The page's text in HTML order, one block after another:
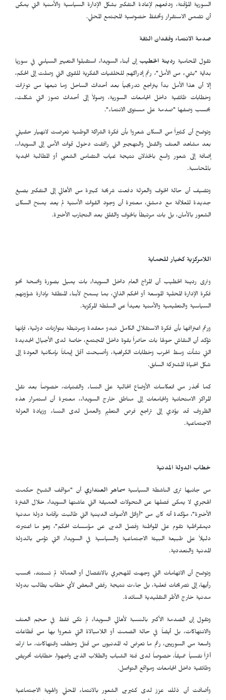
السورية المؤقتة، ودفعهم لإعادة التفكير بشكل الإدارة السياسية والأمنية التي يمكن
أن تضمن الاستقرار وتحفظ خصوصية المجتمع المحلي.
صدمة الانتماء وفقدان الثقة
تقول المحامية ردينة الخطيب إن أبناء السويداء استقبلوا التغيير السياسي في سوريا
بداية "بشيء من الأمل"، رغم إدراكهم للخلفيات الفكرية للقوى التي وصلت إلى الحكم،
إلا أن هذا الأمل بدأ يتراجع تدريجياً بعد أحداث الساحل وما تبعها من توترات
وخطابات طائفية داخل الجامعات السورية، وصولاً إلى أحداث تموز التي شكلت،
بحسب وصفها "صدمة على مستوى الانتماء".
وتوضح أن كثيراً من السكان شعروا بأن فكرة الشراكة الوطنية تعرضت لانهيار حقيقي
بعد مشاهد العنف والقتل والتهجير التي رافقت دخول قوات الأمن إلى السويداء،
إضافة إلى شعور واسع بالخذلان نتيجة غياب التضامن الشعبي أو المطالبة الجدية
بالمحاسبة.
وتضيف أن حالة الخوف والعزلة دفعت شريحة كبيرة من الأهالي إلى التفكير بصيغ
جديدة للعلاقة مع دمشق، معتبرة أن وجود القوات الأمنية لم يعد يمنح السكان
الشعور بالأمان، بل بات مرتبطاً بالخوف والقلق بعد التجارب الأخيرة.
اللامركزية كخيار للحماية
وترى ردينة الخطيب أن المزاج العام داخل السويداء بات يميل بصورة واضحة نحو
فكرة الإدارة المحلية الموسعة أو الحكم الذاتي، بما يسمح لأبناء المنطقة بإدارة شؤونهم
السياسية والتعليمية والأمنية بعيداً عن السلطة المركزية.
ورغم اعترافها بأن فكرة الاستقلال الكامل تبدو معقدة ومرتبطة بتوازنات دولية، فإنها
تؤكد أن النقاش حولها بات حاضراً بقوة داخل المجتمع، خاصة لدى الأجيال الجديدة
التي نشأت وسط الحرب وخطابات الكراهية، وأصبحت أقل إيماناً بإمكانية العودة إلى
شكل الحياة المشتركة السابق.
كما تحذر من انعكاسات الأوضاع الحالية على النساء والفتيات، خصوصاً بعد نقل
المراكز الامتحانية والجامعات إلى مناطق خارج السويداء، معتبرة أن استمرار هذه
الظروف قد يؤدي إلى تراجع فرص التعليم والعمل لدى النساء وزيادة العزلة
الاجتماعية.
خطاب الدولة المدنية
من جانبها ترى الناشطة السياسيةسماهر العنداري أن "مواقف الشيخ حكمت
الهجري لا يمكن فصلها عن التحولات العميقة التي عاشتها السويداء خلال الفترة
الأخيرة"، مؤكدة أنه كان من "أوائل الأصوات الدينية التي طالبت بإقامة دولة مدنية
ديمقراطية تقوم على المواطنة وفصل الدين عن مؤسسات الحكم"، وهو ما اعتبرته
دليلاً على طبيعة البيئة الاجتماعية والسياسية في السويداء التي تؤمن بالدولة
المدنية والتعددية.
وتوضح أن الاتهامات التي وجهت للهجري بالانفصال أو العمالة لم تستند، بحسب
رأيها، إلى تصريحات فعلية، بل جاءت نتيجة رفض البعض لأي خطاب يطالب بدولة
مدنية خارج الأطر التقليدية السائدة.
وتقول إن الصدمة الأكبر بالنسبة لأهالي السويداء لم تكن فقط في حجم العنف
والانتهاكات، بل أيضاً في حالة الصمت أو اللامبالاة التي شعروا بها من قطاعات
واسعة من السوريين، رغم ما تعرض له المدنيون من قتل وخطف وانتهاكات، ما ترك
أثراً نفسياً عميقاً، خصوصاً لدى فئة الشباب والطلاب الذين واجهوا، خطابات تحريض
وطائفية داخل الجامعات ومواقع التواصل.
وأضافت أن ذلك عزز لدى كثيرين الشعور بالانتماء المحلي والهوية الاجتماعية